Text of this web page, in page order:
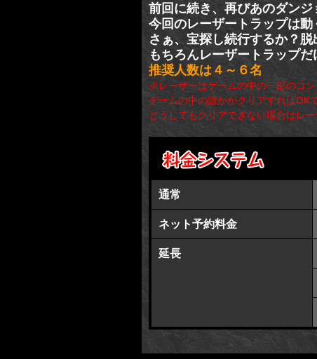
前回に続き、再びあのダンジ
今回のレーザートラップは動
さぁ、宝探し続行するか？脱
もちろんレーザートラップだ
推奨人数は４～６名
※レーザーはゲームの中の一部のコン
チームの中の誰かがクリアすればOK
どうしてもクリアできない場合はレ
通常
ネット予約料金
延長